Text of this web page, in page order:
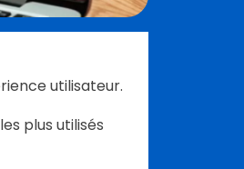
utilisateur.
plus utilisés